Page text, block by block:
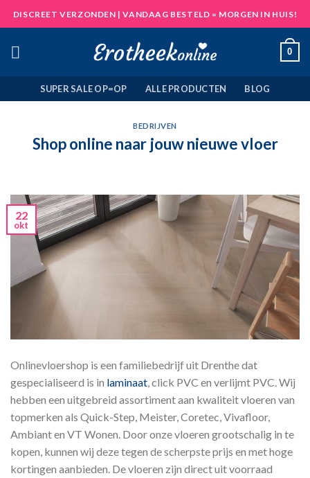
to
DISCREET VERZONDEN | VANDAAG BESTELD = MORGEN IN HUIS!
0
SUPER SALE OP=OP ALLE PRODUCTEN BLOG
BEDRIJVEN
Shop online naar jouw nieuwe vloer
22
okt
Onlinevloershop is een familiebedrijf uit Drenthe dat
gespecialiseerd is in laminaat , click PVC en verlijmt PVC. Wij
hebben een uitgebreid assortiment aan kwaliteit vloeren van
topmerken als Quick-Step, Meister, Coretec, Vivafloor,
Ambiant en VT Wonen. Door onze vloeren grootschalig in te
kopen, kunnen wij deze tegen de scherpste prijs en met hoge
kortingen aanbieden. De vloeren zijn direct uit voorraad